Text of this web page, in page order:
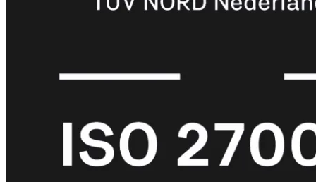
ProtectionEnterprise
bekijken
FortiCareSecurity
BundelsSOC